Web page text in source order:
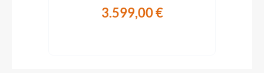
3.599,00 €